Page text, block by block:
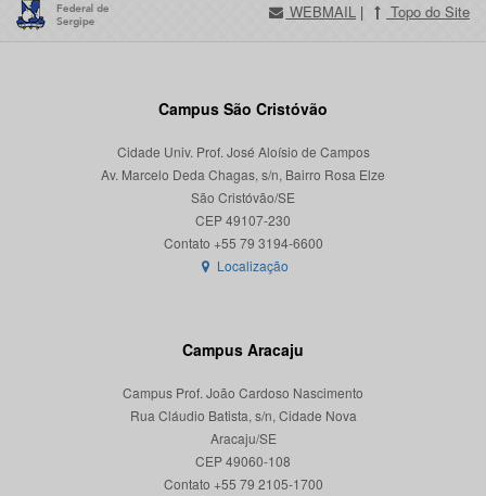
WEBMAIL | Topo do Site
Campus São Cristóvão
Cidade Univ. Prof. José Aloísio de Campos
Av. Marcelo Deda Chagas, s/n, Bairro Rosa Elze
São Cristóvão/SE
CEP 49107-230
Localização
Campus Aracaju
Campus Prof. João Cardoso Nascimento
Rua Cláudio Batista, s/n, Cidade Nova
Aracaju/SE
CEP 49060-108